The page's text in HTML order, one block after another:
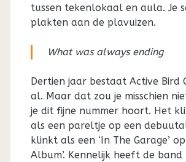
tussen tekenlokaal en aula. Je
plakten aan de plavuizen.
What was always ending
Dertien jaar bestaat Active Bird
al. Maar dat zou je misschien
je dit fijne nummer hoort. Het
als een pareltje op een
klinkt als een ‘In The Garage’
Album’. Kennelijk heeft de